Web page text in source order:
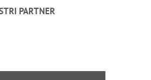
PARTNER